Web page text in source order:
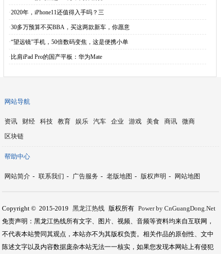
·2020年，iPhone11还值得入手吗？三
·30多万预算不买BBA，买这两款新车，你愿意
·“望远镜”手机，50倍数码变焦，这是便携小单
· 比肩iPad Pro的国产平板：华为Mate
网站导航
资讯 财经 科技 教育 娱乐 汽车 企业 游戏 美食 商讯
微商
区块链
帮助中心
网站简介 - 联系我们 - 广告服务 - 老版地图 - 版权声明 - 网站地图
Copyright © 2015-2019 黑龙江热线 版权所有 Power by CnGuangDong.Net
免责声明：黑龙江热线所有文字、图片、视频、音频等资料均来自互联网，
不代表本站赞同其观点，本站亦不为其版权负责。相关作品的原创性、文中
陈述文字以及内容数据庞杂本站无法一一核实，如果您发现本网站上有侵犯